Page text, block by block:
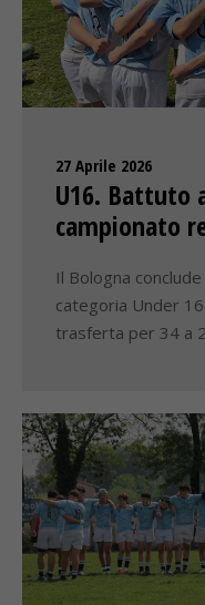
27 Aprile 2026
U16. Battuto
campionato
Il Bologna
categoria Under
trasferta per 34 a